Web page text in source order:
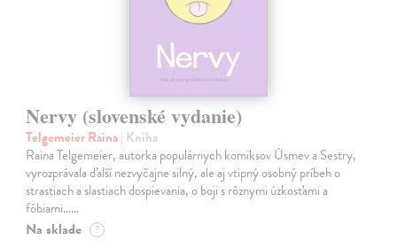
Nervy (slovenské vydanie)
Telgemeier Raina| Kniha
Raina Telgemeier, autorka populárnych komiksov Úsmev a Sestry,
vyrozprávala ďalší nezvyčajne silný, ale aj vtipný osobný príbeh o
strastiach a slastiach dospievania, o boji s rôznymi úzkosťami a
fóbiami...…
Na sklade ?